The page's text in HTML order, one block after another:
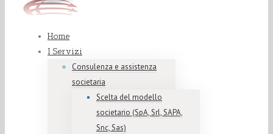
Home
I Servizi
Consulenza e assistenza
societaria
Scelta del modello
societario (SpA, Srl, SAPA,
Snc, Sas)